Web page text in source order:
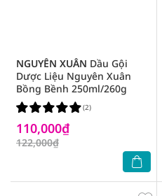
NGUYÊN XUÂN Dầu Gội
Dược Liệu Nguyên Xuân
Bồng Bềnh 250ml/260g
110,000₫
122,000₫
(2)